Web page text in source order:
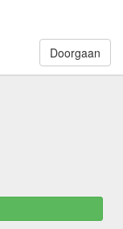
Doorgaan